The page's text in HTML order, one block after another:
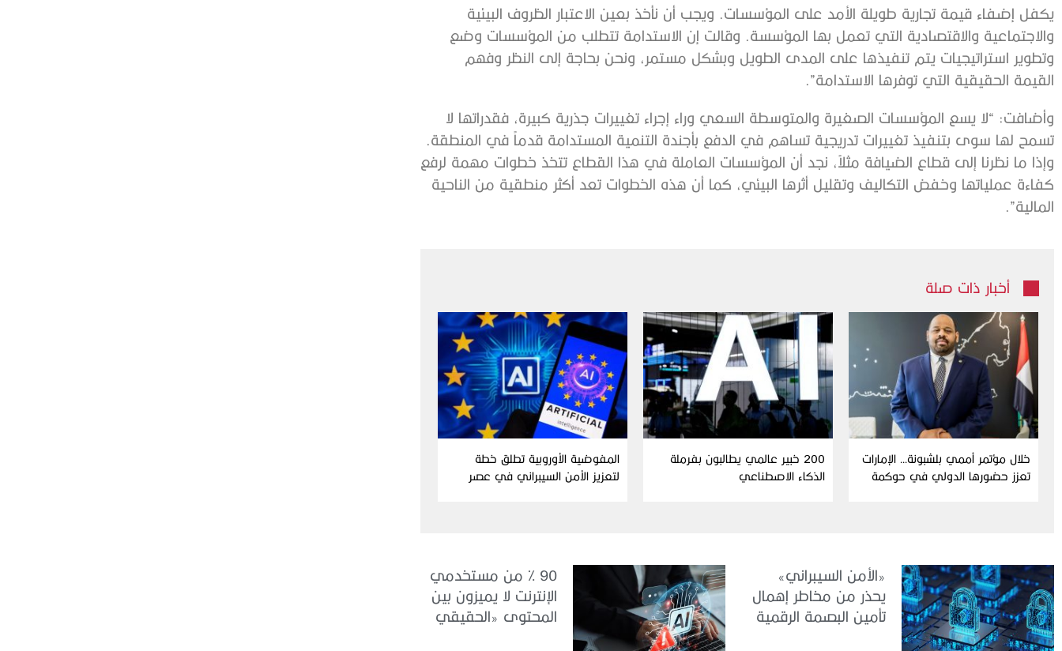
يكفل إضفاء قيمة تجارية طويلة الأمد على المؤسسات. ويجب أن نأخذ بعين الاعتبار الظروف البيئية
والاجتماعية والاقتصادية التي تعمل بها المؤسسة. وقالت إن الاستدامة تتطلب من المؤسسات وضع
وتطوير استراتيجيات يتم تنفيذها على المدى الطويل وبشكل مستمر، ونحن بحاجة إلى النظر وفهم
القيمة الحقيقية التي توفرها الاستدامة”.
وأضافت: “لا يسع المؤسسات الصغيرة والمتوسطة السعي وراء إجراء تغييرات جذرية كبيرة، فقدراتها لا
تسمح لها سوى بتنفيذ تغييرات تدريجية تساهم في الدفع بأجندة التنمية المستدامة قدماً في المنطقة.
وإذا ما نظرنا إلى قطاع الضيافة مثلاً، نجد أن المؤسسات العاملة في هذا القطاع تتخذ خطوات مهمة لرفع
كفاءة عملياتها وخفض التكاليف وتقليل أثرها البيئي، كما أن هذه الخطوات تعد أكثر منطقية من الناحية
المالية”.
أخبار ذات صلة
خلال مؤتمر أممي بلشبونة… الإمارات
تعزز حضورها الدولي في حوكمة
200 خبير عالمي يطالبون بفرملة
الذكاء الاصطناعي
المفوضية الأوروبية تطلق خطة
لتعزيز الأمن السيبراني في عصر
«الأمن السيبراني»
يحذر من مخاطر إهمال
تأمين البصمة الرقمية
90 % من مستخدمي
الإنترنت لا يميزون بين
المحتوى «الحقيقي